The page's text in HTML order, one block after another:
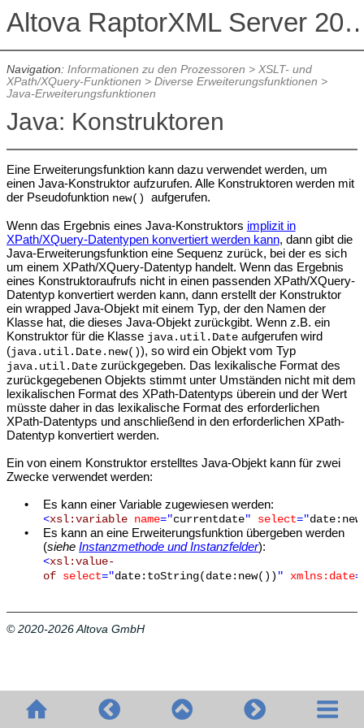
Altova
Navigation: Informationen zu den Prozessoren > XSLT- und
XPath/XQuery-Funktionen > Diverse Erweiterungsfunktionen >
Java-Erweiterungsfunktionen
Java: Konstruktoren
Eine Erweiterungsfunktion kann dazu verwendet werden, um
einen Java-Konstruktor aufzurufen. Alle Konstruktoren werden mit
der Pseudofunktion new() aufgerufen.
Wenn das Ergebnis eines Java-Konstruktors implizit in
XPath/XQuery-Datentypen konvertiert werden kann, dann gibt die
Java-Erweiterungsfunktion eine Sequenz zurück, bei der es sich
um einem XPath/XQuery-Datentyp handelt. Wenn das Ergebnis
eines Konstruktoraufrufs nicht in einen passenden XPath/XQuery-
Datentyp konvertiert werden kann, dann erstellt der Konstruktor
ein wrapped Java-Objekt mit einem Typ, der den Namen der
Klasse hat, die dieses Java-Objekt zurückgibt. Wenn z.B. ein
Konstruktor für die Klasse java.util.Dateaufgerufen wird
(java.util.Date.new()), so wird ein Objekt vom Typ
java.util.Datezurückgegeben. Das lexikalische Format des
zurückgegebenen Objekts stimmt unter Umständen nicht mit dem
lexikalischen Format des XPath-Datentyps überein und der Wert
müsste daher in das lexikalische Format des erforderlichen
XPath-Datentyps und anschließend in den erforderlichen XPath-
Datentyp konvertiert werden.
Ein von einem Konstruktor erstelltes Java-Objekt kann für zwei
Zwecke verwendet werden:
•
Es kann einer Variable zugewiesen werden:
<xsl:variable name="currentdate" select="
•
Es kann an eine Erweiterungsfunktion übergeben werden
(sieheInstanzmethode und Instanzfelder):
<xsl:value-
of select="date:toString(date:new()) " xmlns:date
© 2020-2026 Altova GmbH